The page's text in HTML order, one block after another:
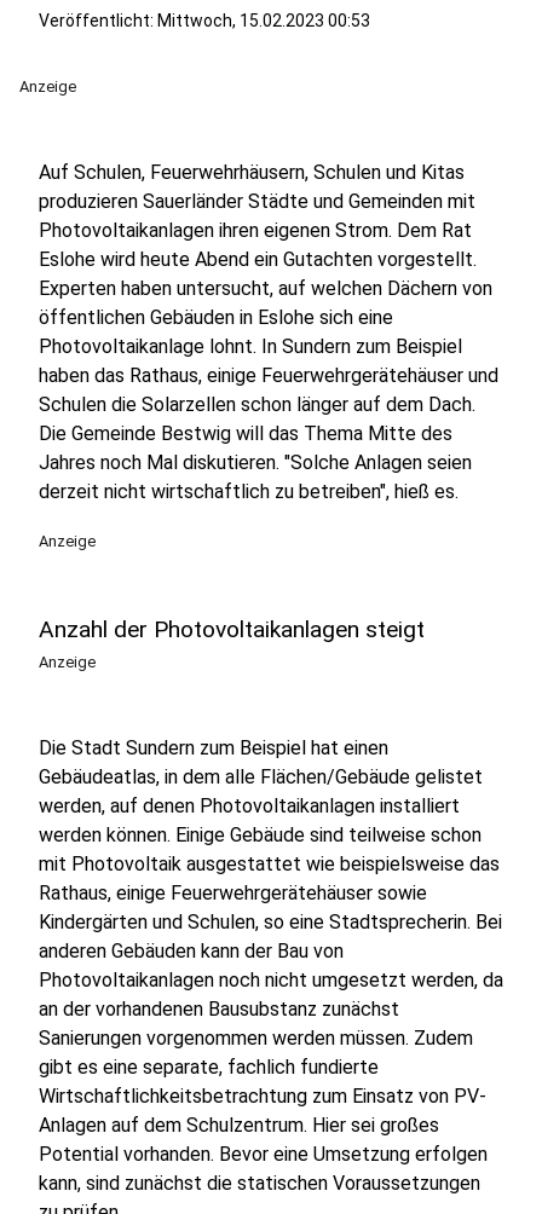
Veröffentlicht: Mittwoch, 15.02.2023 00:53
Anzeige
Auf Schulen, Feuerwehrhäusern, Schulen und Kitas
produzieren Sauerländer Städte und Gemeinden mit
Photovoltaikanlagen ihren eigenen Strom. Dem Rat
Eslohe wird heute Abend ein Gutachten vorgestellt.
Experten haben untersucht, auf welchen Dächern von
öffentlichen Gebäuden in Eslohe sich eine
Photovoltaikanlage lohnt. In Sundern zum Beispiel
haben das Rathaus, einige Feuerwehrgerätehäuser und
Schulen die Solarzellen schon länger auf dem Dach.
Die Gemeinde Bestwig will das Thema Mitte des
Jahres noch Mal diskutieren. "Solche Anlagen seien
derzeit nicht wirtschaftlich zu betreiben", hieß es.
Anzeige
Anzahl der Photovoltaikanlagen steigt
Anzeige
Die Stadt Sundern zum Beispiel hat einen
Gebäudeatlas, in dem alle Flächen/Gebäude gelistet
werden, auf denen Photovoltaikanlagen installiert
werden können. Einige Gebäude sind teilweise schon
mit Photovoltaik ausgestattet wie beispielsweise das
Rathaus, einige Feuerwehrgerätehäuser sowie
Kindergärten und Schulen, so eine Stadtsprecherin. Bei
anderen Gebäuden kann der Bau von
Photovoltaikanlagen noch nicht umgesetzt werden, da
an der vorhandenen Bausubstanz zunächst
Sanierungen vorgenommen werden müssen. Zudem
gibt es eine separate, fachlich fundierte
Wirtschaftlichkeitsbetrachtung zum Einsatz von PV-
Anlagen auf dem Schulzentrum. Hier sei großes
Potential vorhanden. Bevor eine Umsetzung erfolgen
kann, sind zunächst die statischen Voraussetzungen